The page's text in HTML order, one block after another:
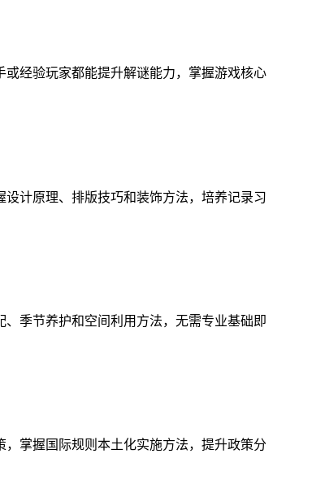
经验玩家都能提升解谜能力，掌握游戏核心
计原理、排版技巧和装饰方法，培养记录习
季节养护和空间利用方法，无需专业基础即
掌握国际规则本土化实施方法，提升政策分